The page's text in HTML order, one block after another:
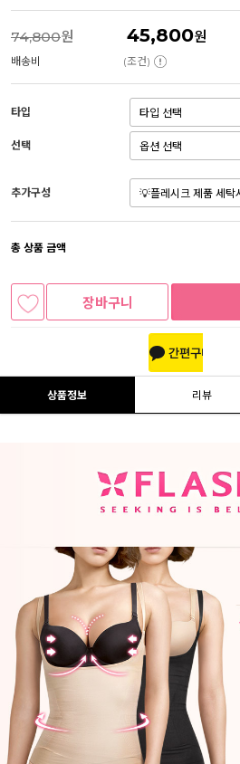
74,800원 45,800원
배송비 (조건)
타입
선택
추가구성
총 상품 금액
장바구니
상품정보 리뷰